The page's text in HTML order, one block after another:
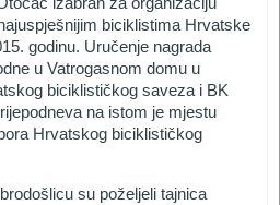
biciklistima Hrvatske
godinu. Uručenje nagrada
u Vatrogasnom domu u
biciklističkog saveza i BK
na istom je mjestu
Hrvatskog biciklističkog
su poželjeli tajnica